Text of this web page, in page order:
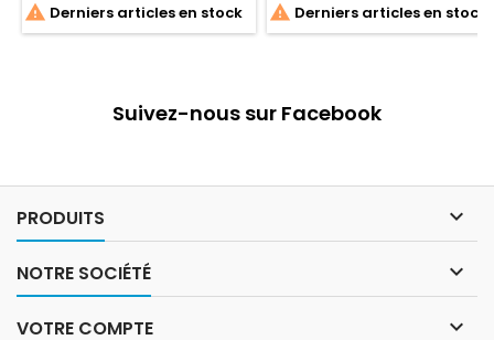
 Derniers articles en stock  Derniers articles en stock
Suivez-nous sur Facebook
PRODUITS 
NOTRE SOCIÉTÉ 
VOTRE COMPTE 